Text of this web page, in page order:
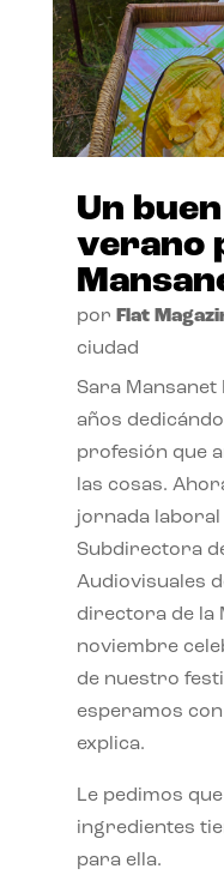
Un
verano
por Flat
ciudad
Sara Mansanet
años
profesión que
las cosas.
jornada laboral
Subdirectora
Audiovisuales
directora de la
noviembre
de nuestro
esperamos
explica.
Le pedimos
ingredientes
para ella.